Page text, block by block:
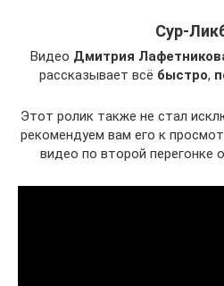
Сур-
Видео Дмитрия
рассказывает всё быстро,
Этот ролик также не стал
рекомендуем вам его к
видео по второй перегонке